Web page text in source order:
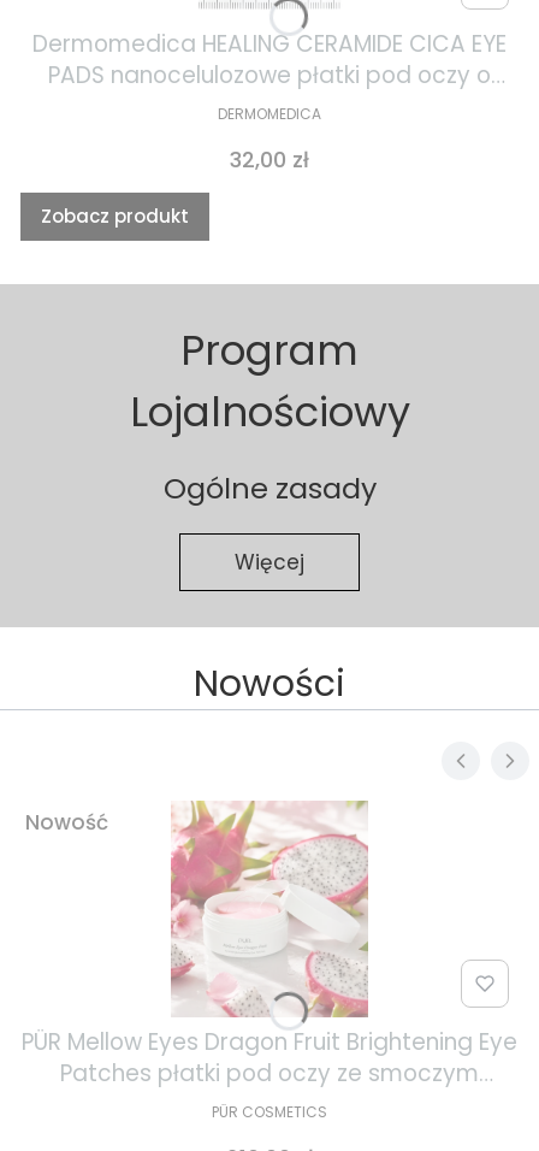
Dermomedica HEALING CERAMIDE CICA EYE
PADS nanocelulozowe płatki pod oczy o
działaniu gojącym i przeciwstarzeniowym
DERMOMEDICA
Cena
32,00 zł
Zobacz produkt
Program
Lojalnościowy
Ogólne zasady
Więcej
Nowości
Nowość
PÜR Mellow Eyes Dragon Fruit Brightening Eye
Patches płatki pod oczy ze smoczym
owocem 30 par
PÜR COSMETICS